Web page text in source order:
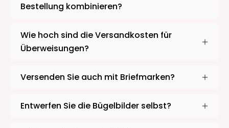
Bestellung kombinieren?
Wie hoch sind die Versandkosten für
Überweisungen?
Versenden Sie auch mit Briefmarken?
Entwerfen Sie die Bügelbilder selbst?